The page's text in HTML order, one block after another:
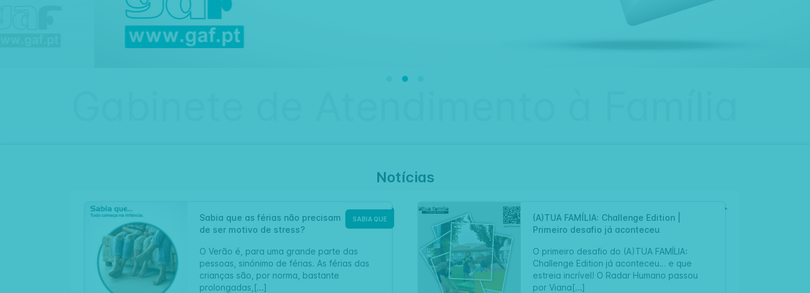
Notícias
SABIA QUE
Sabia que as férias não precisam
de ser motivo de stress?
O Verão é, para uma grande parte das
pessoas, sinónimo de férias. As férias das
crianças são, por norma, bastante
prolongadas,[...]
(A)TUA FAMÍLIA: Challenge Edition |
Primeiro desafio já aconteceu
O primeiro desafio do (A)TUA FAMÍLIA:
Challenge Edition já aconteceu… e que
estreia incrível! O Radar Humano passou
por Viana[...]